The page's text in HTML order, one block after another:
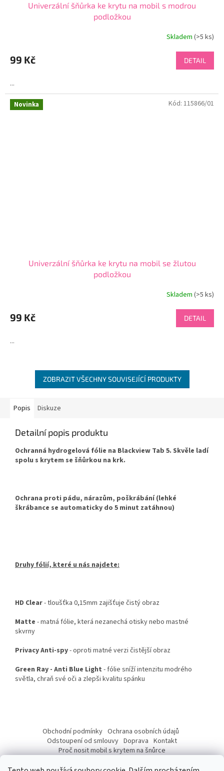
Univerzální šňůrka ke krytu na mobil s modrou
podložkou
produktu
je
z
5
hvězdiček.
Skladem(>5 ks)
99 Kč DETAIL
...
Novinka
Univerzální šňůrka ke krytu na mobil se žlutou
podložkou
Skladem (>5 ks)
99 Kč DETAIL
...
Kód: 115866/01
ZOBRAZIT VŠECHNY SOUVISEJÍCÍ PRODUKTY
Popis Diskuze
Detailní popis produktu
Ochranná hydrogelová fólie na Blackview Tab 5. Skvěle ladí
spolu s krytem se šňůrkou na krk.
Ochrana proti pádu, nárazům, poškrábání (lehké
škrábance se automaticky do 5 minut zatáhnou)
Druhy fólií, které u nás najdete:
HD Clear- tloušťka 0,15mm zajišťuje čistý obraz
Matte - matná fólie, která nezanechá otisky nebo mastné
skvrny
Privacy Anti-spy- oproti matné verzi čistější obraz
Green Ray - Anti Blue Light - fólie sníží intenzitu modrého
světla, chraň své oči a zlepši kvalitu spánku
a
Obchodní podmínky Ochrana osobních údajů
Odstoupení od smlouvy Doprava Kontakt
Proč nosit mobil s krytem na šnůrce